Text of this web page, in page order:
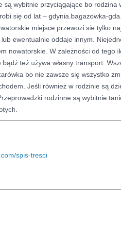
są wybitnie przyciągające bo rodzina
się od lat – gdynia.bagazowka-
miejsce przewozi sie tylko
ewentualnie oddaje innym.
nowatorskie. W zależności od tego
też używa własny transport.
bo nie zawsze się wszystko
Jeśli również w rodzinie są
rodzinne są wybitnie
spis-tresci